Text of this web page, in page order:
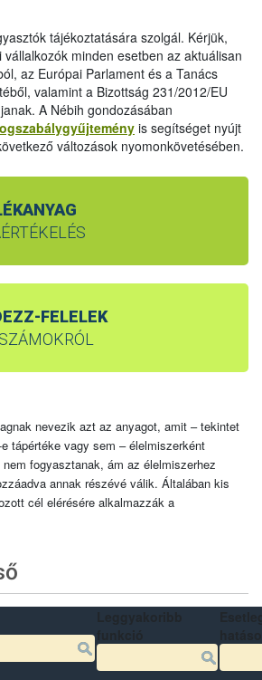
tájékoztatására szolgál. Kérjük,
minden esetben az aktuálisan
az Európai Parlament és a Tanács
valamint a Bizottság 231/2012/EU
A Nébih gondozásában
is segítséget nyújt
változások nyomonkövetésében.
FELELEK
nevezik azt az anyagot, amit – tekintet
tápértéke vagy sem – élelmiszerként
nem fogyasztanak, ám az élelmiszerhez
annak részévé válik. Általában kis
cél elérésére alkalmazzák a